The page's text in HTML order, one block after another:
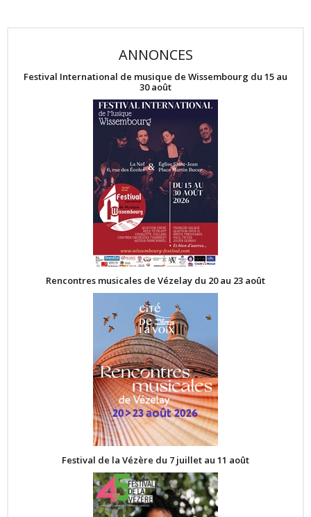
ANNONCES
Festival International de musique de Wissembourg du 15 au
30 août
Rencontres musicales de Vézelay du 20 au 23 août
Festival de la Vézère du 7 juillet au 11 août